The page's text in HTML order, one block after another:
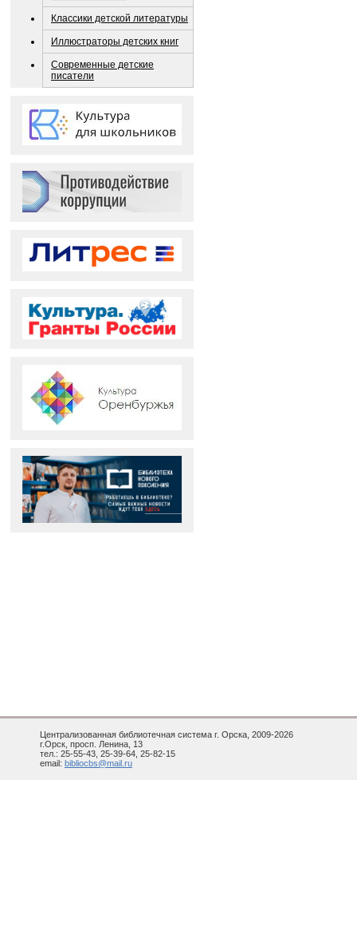
Классики детской литературы
Иллюстраторы детских книг
Современные детские
писатели
Централизованная библиотечная система г. Орска, 2009-2026
г.Орск, просп. Ленина, 13
тел.: 25-55-43, 25-39-64, 25-82-15
email: bibliocbs@mail.ru